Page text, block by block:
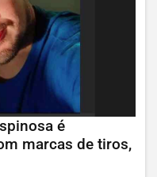
é
marcas de tiros,